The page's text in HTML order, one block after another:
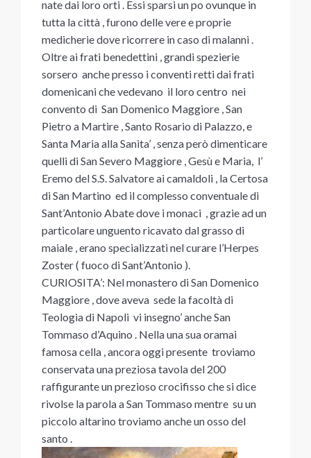
nate dai loro orti . Essi sparsi un po ovunque in
tutta la città , furono delle vere e proprie
medicherie dove ricorrere in caso di malanni .
Oltre ai frati benedettini , grandi spezierie
sorsero anche presso i conventi retti dai frati
domenicani che vedevano il loro centro nei
convento di San Domenico Maggiore , San
Pietro a Martire , Santo Rosario di Palazzo, e
Santa Maria alla Sanita’ , senza però dimenticare
quelli di San Severo Maggiore , Gesù e Maria, l’
Eremo del S.S. Salvatore ai camaldoli , la Certosa
di San Martino ed il complesso conventuale di
Sant’Antonio Abate dove i monaci , grazie ad un
particolare unguento ricavato dal grasso di
maiale , erano specializzati nel curare l’Herpes
Zoster ( fuoco di Sant’Antonio ).
CURIOSITA’: Nel monastero di San Domenico
Maggiore , dove aveva sede la facoltà di
Teologia di Napoli vi insegno’ anche San
Tommaso d’Aquino . Nella una sua oramai
famosa cella , ancora oggi presente troviamo
conservata una preziosa tavola del 200
raffigurante un prezioso crocifisso che si dice
rivolse la parola a San Tommaso mentre su un
piccolo altarino troviamo anche un osso del
santo .